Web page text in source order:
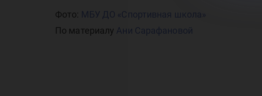
Фото: МБУ ДО «Спортивная школа»
По материалу Ани Сарафановой